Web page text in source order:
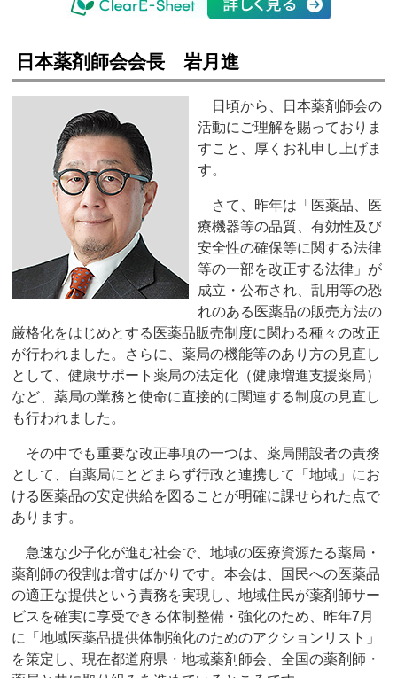
日本薬剤師会会長 岩月進
日頃から、日本薬剤師会の
活動にご理解を賜っておりま
すこと、厚くお礼申し上げま
す。
さて、昨年は「医薬品、医
療機器等の品質、有効性及び
安全性の確保等に関する法律
等の一部を改正する法律」が
成立・公布され、乱用等の恐
れのある医薬品の販売方法の
厳格化をはじめとする医薬品販売制度に関わる種々の改正
が行われました。さらに、薬局の機能等のあり方の見直し
として、健康サポート薬局の法定化（健康増進支援薬局）
など、薬局の業務と使命に直接的に関連する制度の見直し
も行われました。
その中でも重要な改正事項の一つは、薬局開設者の責務
として、自薬局にとどまらず行政と連携して「地域」にお
ける医薬品の安定供給を図ることが明確に課せられた点で
あります。
急速な少子化が進む社会で、地域の医療資源たる薬局・
薬剤師の役割は増すばかりです。本会は、国民への医薬品
の適正な提供という責務を実現し、地域住民が薬剤師サー
ビスを確実に享受できる体制整備・強化のため、昨年7月
に「地域医薬品提供体制強化のためのアクションリスト」
を策定し、現在都道府県・地域薬剤師会、全国の薬剤師・